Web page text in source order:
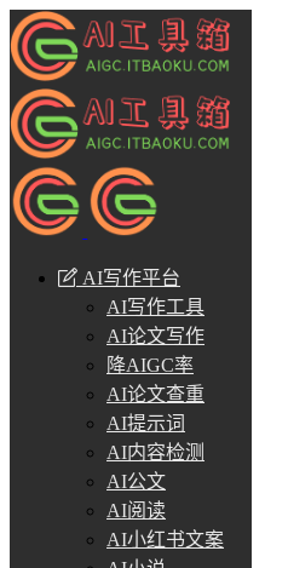
AI写作平台
AI写作工具
AI论文写作
降AIGC率
AI论文查重
AI提示词
AI内容检测
AI公文
AI阅读
AI小红书文案